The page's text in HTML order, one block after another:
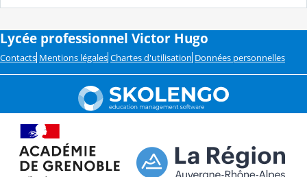
Lycée professionnel Victor Hugo
Contacts Mentions légales Chartes d'utilisation Données personnelles